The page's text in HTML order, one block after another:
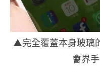
▲完全覆蓋本身玻璃
會界